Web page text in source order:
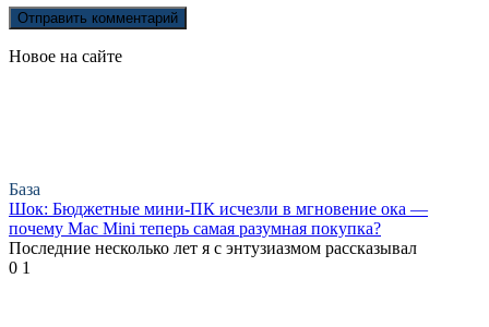
Новое на сайте
База
Шок: Бюджетные мини-ПК исчезли в мгновение ока —
почему Mac Mini теперь самая разумная покупка?
Последние несколько лет я с энтузиазмом рассказывал
0 1